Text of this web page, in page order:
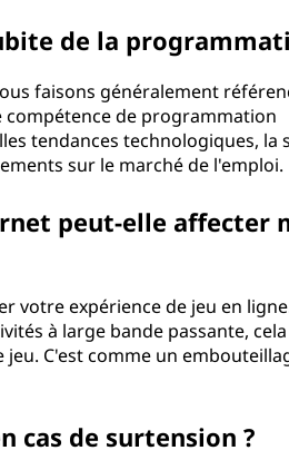
de la
faisons généralement
de programmation
tendances technologiques, la
sur le marché de l'emploi.
peut-elle affecter
expérience de jeu en
à large bande passante,
C'est comme un
cas de surtension ?